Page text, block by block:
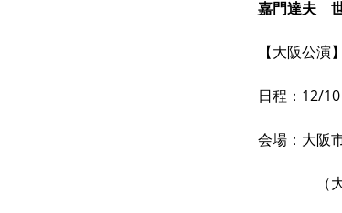
嘉門達夫　
【大阪公演】
日程：12/10
会場：大阪
（大阪市